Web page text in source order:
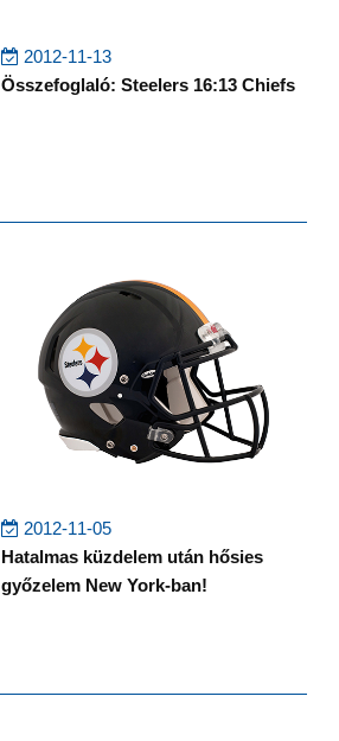
2012-11-13
Összefoglaló: Steelers 16:13 Chiefs
2012-11-05
Hatalmas küzdelem után hősies
győzelem New York-ban!